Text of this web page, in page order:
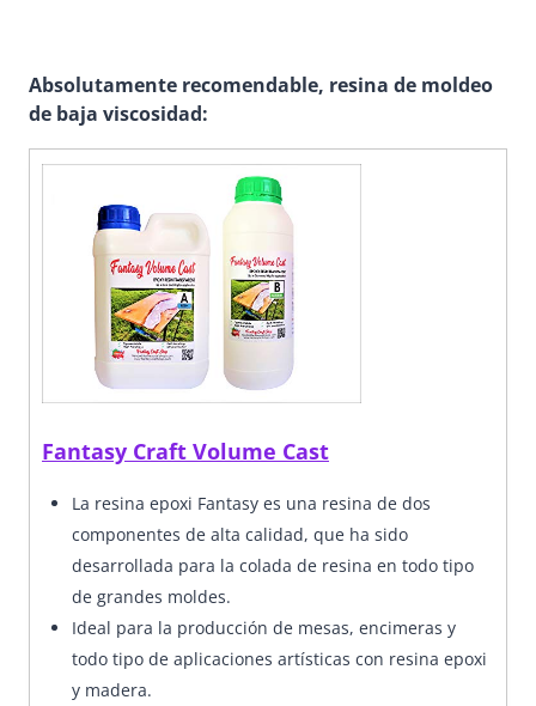
Absolutamente recomendable, resina de moldeo
de baja viscosidad:
Fantasy Craft Volume Cast
La resina epoxi Fantasy es una resina de dos
componentes de alta calidad, que ha sido
desarrollada para la colada de resina en todo tipo
de grandes moldes.
Ideal para la producción de mesas, encimeras y
todo tipo de aplicaciones artísticas con resina epoxi
y madera.